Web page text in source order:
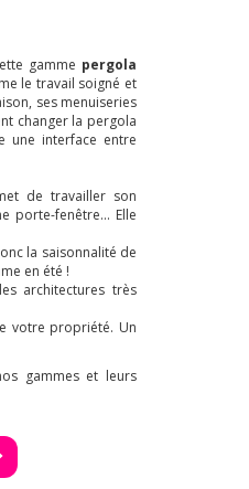
gamme pergola
le travail soigné et
ses menuiseries
changer la pergola
une interface entre
de travailler son
porte-fenêtre... Elle
la saisonnalité de
en été !
architectures très
votre propriété. Un
gammes et leurs